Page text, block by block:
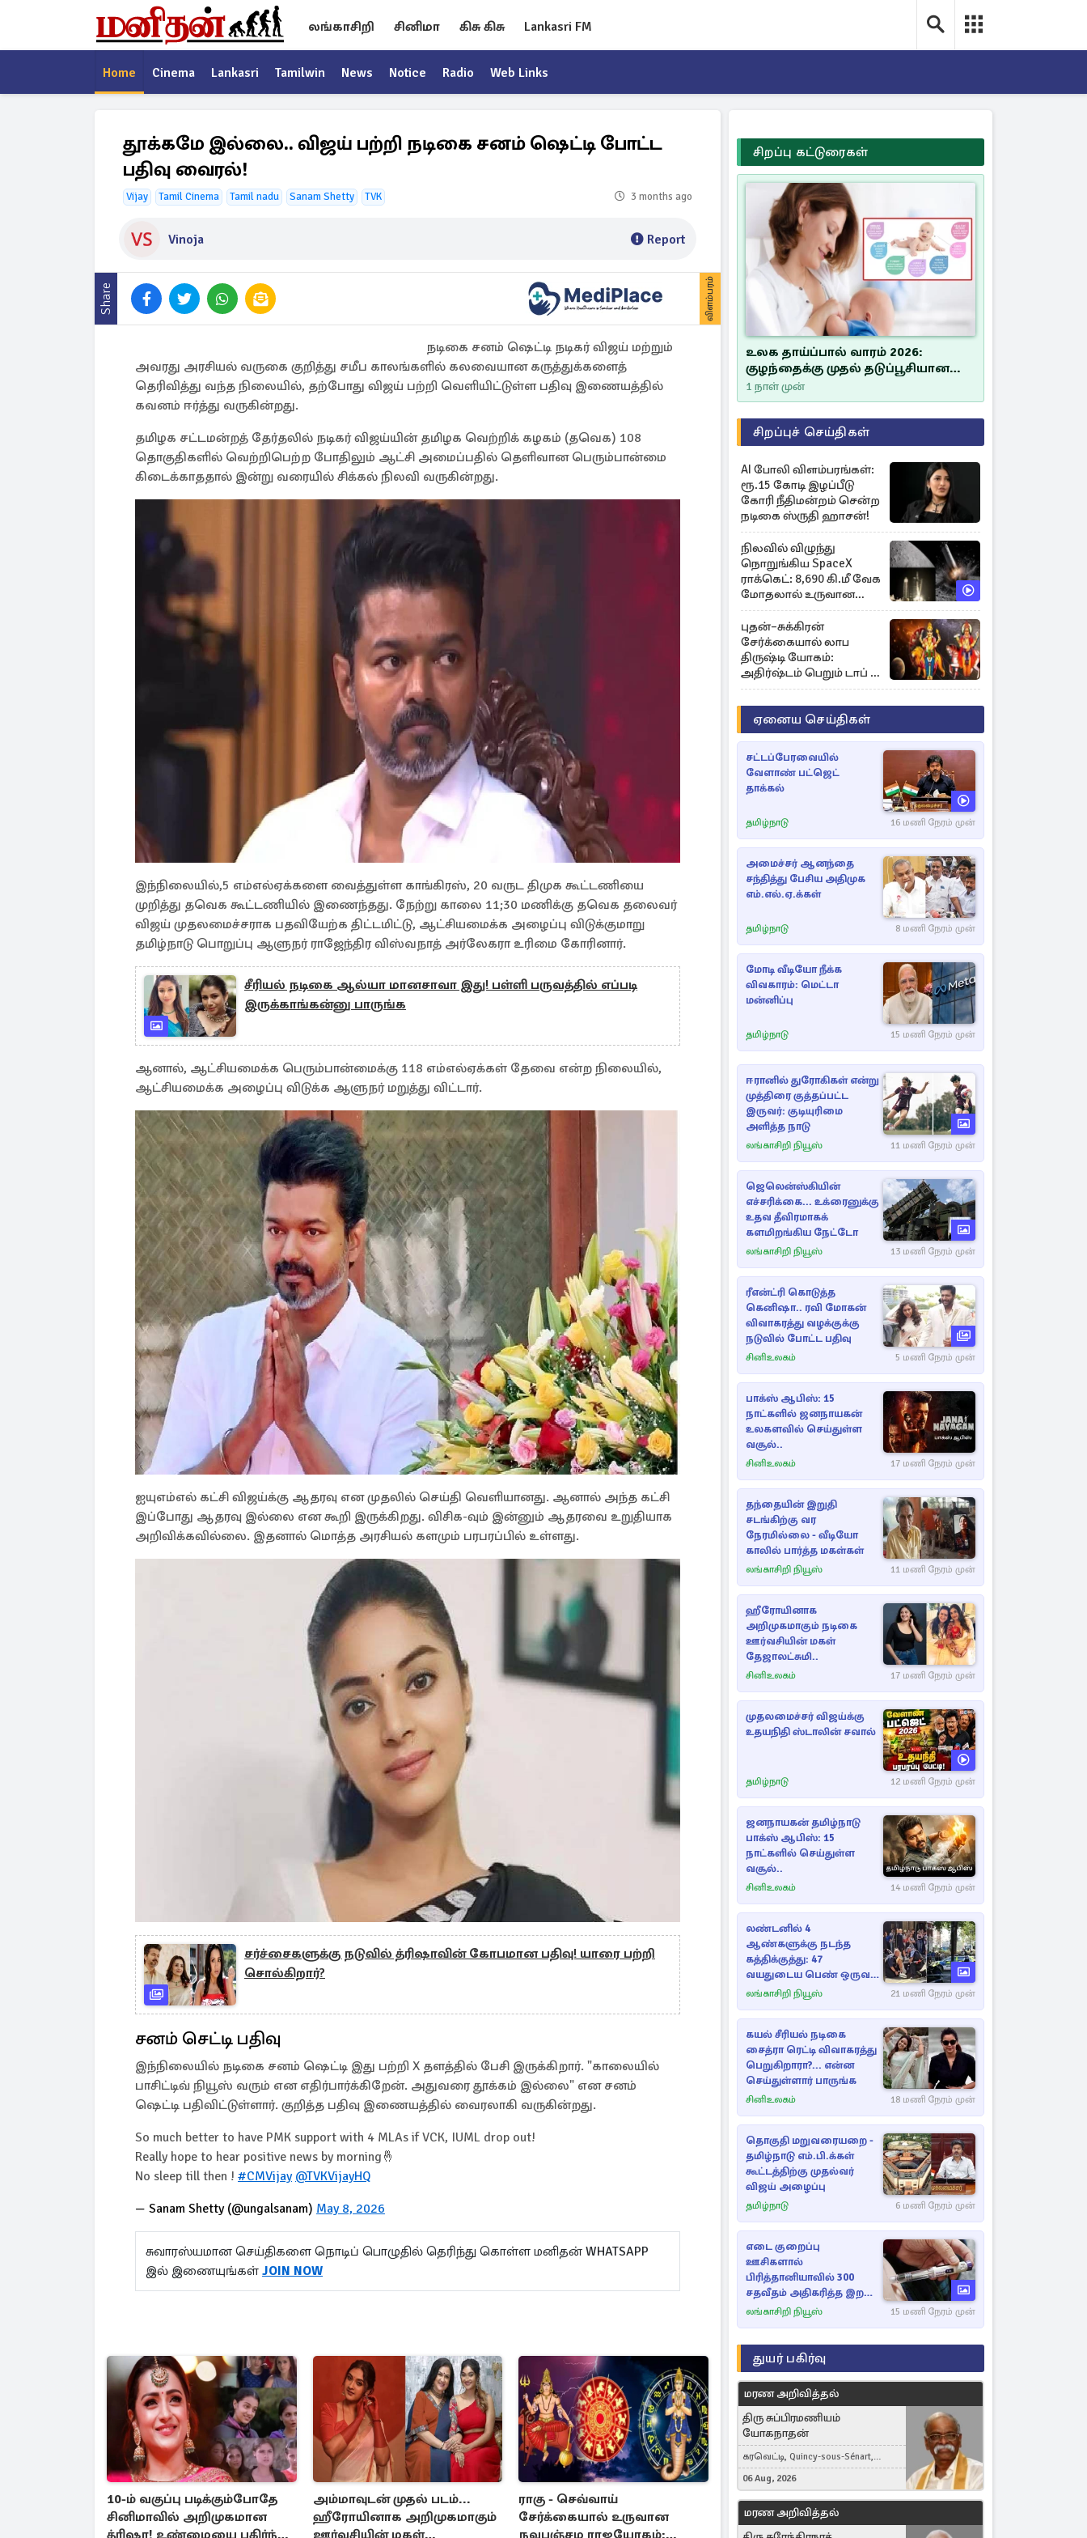
லங்காசிறி சினிமா கிசு கிசு Lankasri FM
Home Cinema Lankasri Tamilwin News Notice Radio Web Links
தூக்கமே இல்லை.. விஜய் பற்றி நடிகை சனம் ஷெட்டி போட்ட
பதிவு வைரல்!
Vijay Tamil Cinema Tamil nadu Sanam Shetty TVK 3 months ago
Vinoja Report
Share விளம்பரம்
நடிகை சனம் ஷெட்டி நடிகர் விஜய் மற்றும்
அவரது அரசியல் வருகை குறித்து சமீப காலங்களில் கலவையான கருத்துக்களைத்
தெரிவித்து வந்த நிலையில், தற்போது விஜய் பற்றி வெளியிட்டுள்ள பதிவு இணையத்தில்
கவனம் ஈர்த்து வருகின்றது.
தமிழக சட்டமன்றத் தேர்தலில் நடிகர் விஜய்யின் தமிழக வெற்றிக் கழகம் (தவெக) 108
தொகுதிகளில் வெற்றிபெற்ற போதிலும் ஆட்சி அமைப்பதில் தெளிவான பெரும்பான்மை
கிடைக்காததால் இன்று வரையில் சிக்கல் நிலவி வருகின்றது.
இந்நிலையில்,5 எம்எல்ஏக்களை வைத்துள்ள காங்கிரஸ், 20 வருட திமுக கூட்டணியை
முறித்து தவெக கூட்டணியில் இணைந்தது. நேற்று காலை 11;30 மணிக்கு தவெக தலைவர்
விஜய் முதலமைச்சராக பதவியேற்க திட்டமிட்டு, ஆட்சியமைக்க அழைப்பு விடுக்குமாறு
தமிழ்நாடு பொறுப்பு ஆளுநர் ராஜேந்திர விஸ்வநாத் அர்லேகரா உரிமை கோரினார்.
சீரியல் நடிகை ஆல்யா மானசாவா இது! பள்ளி பருவத்தில் எப்படி
இருக்காங்கன்னு பாருங்க
ஆனால், ஆட்சியமைக்க பெரும்பான்மைக்கு 118 எம்எல்ஏக்கள் தேவை என்ற நிலையில்,
ஆட்சியமைக்க அழைப்பு விடுக்க ஆளுநர் மறுத்து விட்டார்.
ஐயுஎம்எல் கட்சி விஜய்க்கு ஆதரவு என முதலில் செய்தி வெளியானது. ஆனால் அந்த கட்சி
இப்போது ஆதரவு இல்லை என கூறி இருக்கிறது. விசிக-வும் இன்னும் ஆதரவை உறுதியாக
அறிவிக்கவில்லை. இதனால் மொத்த அரசியல் களமும் பரபரப்பில் உள்ளது.
சர்ச்சைகளுக்கு நடுவில் த்ரிஷாவின் கோபமான பதிவு! யாரை பற்றி
சொல்கிறார்?
சனம் செட்டி பதிவு
இந்நிலையில் நடிகை சனம் ஷெட்டி இது பற்றி X தளத்தில் பேசி இருக்கிறார். "காலையில்
பாசிட்டிவ் நியூஸ் வரும் என எதிர்பார்க்கிறேன். அதுவரை தூக்கம் இல்லை" என சனம்
ஷெட்டி பதிவிட்டுள்ளார். குறித்த பதிவு இணையத்தில் வைரலாகி வருகின்றது.
So much better to have PMK support with 4 MLAs if VCK, IUML drop out!
Really hope to hear positive news by morning🤞
No sleep till then ! #CMVijay @TVKVijayHQ
— Sanam Shetty (@ungalsanam) May 8, 2026
சுவாரஸ்யமான செய்திகளை நொடிப் பொழுதில் தெரிந்து கொள்ள மனிதன் WHATSAPP
இல் இணையுங்கள் JOIN NOW
10-ம் வகுப்பு படிக்கும்போதே
சினிமாவில் அறிமுகமான
அம்மாவுடன் முதல் படம்...
ஹீரோயினாக அறிமுகமாகும்
ராகு - செவ்வாய்
சேர்க்கையால் உருவான
சிறப்பு கட்டுரைகள்
உலக தாய்ப்பால் வாரம் 2026:
குழந்தைக்கு முதல் தடுப்பூசியான
சீம்பாலின் முக்கியத்துவம்!
1 நாள் முன்
சிறப்புச் செய்திகள்
AI போலி விளம்பரங்கள்:
ரூ.15 கோடி இழப்பீடு
கோரி நீதிமன்றம் சென்ற
நடிகை ஸ்ருதி ஹாசன்!
நிலவில் விழுந்து
நொறுங்கிய SpaceX
ராக்கெட்: 8,690 கி.மீ வேக
மோதலால் உருவான
புதிய பள்ளம்!
புதன்–சுக்கிரன்
சேர்க்கையால் லாப
திருஷ்டி யோகம்:
அதிர்ஷ்டம் பெறும் டாப் 3
ராசிகள்!
ஏனைய செய்திகள்
சட்டப்பேரவையில்
வேளாண் பட்ஜெட்
தாக்கல்
தமிழ்நாடு 16 மணி நேரம் முன்
அமைச்சர் ஆனந்தை
சந்தித்து பேசிய அதிமுக
எம்.எல்.ஏ.க்கள்
தமிழ்நாடு 8 மணி நேரம் முன்
மோடி வீடியோ நீக்க
விவகாரம்: மெட்டா
மன்னிப்பு
தமிழ்நாடு 15 மணி நேரம் முன்
ஈரானில் துரோகிகள் என்று
முத்திரை குத்தப்பட்ட
இருவர்: குடியுரிமை
அளித்த நாடு
லங்காசிறி நியூஸ் 11 மணி நேரம் முன்
ஜெலென்ஸ்கியின்
எச்சரிக்கை... உக்ரைனுக்கு
உதவ தீவிரமாகக்
களமிறங்கிய நேட்டோ
லங்காசிறி நியூஸ் 13 மணி நேரம் முன்
ரீஎன்ட்ரி கொடுத்த
கெனிஷா.. ரவி மோகன்
விவாகரத்து வழக்குக்கு
நடுவில் போட்ட பதிவு
சினிஉலகம் 5 மணி நேரம் முன்
பாக்ஸ் ஆபிஸ்: 15
நாட்களில் ஜனநாயகன்
உலகளவில் செய்துள்ள
வசூல்..
சினிஉலகம் 17 மணி நேரம் முன்
தந்தையின் இறுதி
சடங்கிற்கு வர
நேரமில்லை - வீடியோ
காலில் பார்த்த மகள்கள்
லங்காசிறி நியூஸ் 11 மணி நேரம் முன்
ஹீரோயினாக
அறிமுகமாகும் நடிகை
ஊர்வசியின் மகள்
தேஜாலட்சுமி..
சினிஉலகம் 17 மணி நேரம் முன்
முதலமைச்சர் விஜய்க்கு
உதயநிதி ஸ்டாலின் சவால்
தமிழ்நாடு 12 மணி நேரம் முன்
ஜனநாயகன் தமிழ்நாடு
பாக்ஸ் ஆபிஸ்: 15
நாட்களில் செய்துள்ள
வசூல்..
சினிஉலகம் 14 மணி நேரம் முன்
லண்டனில் 4
ஆண்களுக்கு நடந்த
கத்திக்குத்து: 47
வயதுடைய பெண் ஒருவர்
கைது
லங்காசிறி நியூஸ் 21 மணி நேரம் முன்
கயல் சீரியல் நடிகை
சைத்ரா ரெட்டி விவாகரத்து
பெறுகிறாரா?... என்ன
செய்துள்ளார் பாருங்க
சினிஉலகம் 18 மணி நேரம் முன்
தொகுதி மறுவரையறை -
தமிழ்நாடு எம்.பி.க்கள்
கூட்டத்திற்கு முதல்வர்
விஜய் அழைப்பு
தமிழ்நாடு 6 மணி நேரம் முன்
எடை குறைப்பு
ஊசிகளால்
பிரித்தானியாவில் 300
சதவீதம் அதிகரித்த இறப்பு
எண்ணிக்கை
லங்காசிறி நியூஸ் 15 மணி நேரம் முன்
துயர் பகிர்வு
மரண அறிவித்தல்
திரு சுப்பிரமணியம்
யோகநாதன்
கரவெட்டி, Quincy-sous-Sénart,
France
06 Aug, 2026
மரண அறிவித்தல்